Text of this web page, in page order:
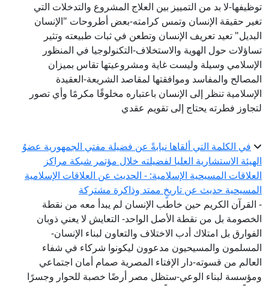
توظيفها-لا بد من التمييز بين العلاج المشروع والتدخلات التي
تغير حقيقة الإنسان وتمس كرامته-بعض أطروحات "الإنسان
البديل" تعيد تعريف الإنسان وتطعن في ثبات طبيعته وتثير
تساؤلات حول الهوية والاستخلاف-التكنولوجيا في المنظور
الإسلامي وسيلة وليست غاية ومشروعيتها تقاس بميزان
المصالح والمفاسد وموافقتها لمقاصد الشريعة-العقيدة
الإسلامية تنظر إلى الإنسان باعتباره مخلوقًا مكرمًا وأي تصور
لتجاوز فطرته يحتاج إلى تقويم عقدي
في الكلمة التي ألقاها نيابةً عن فضيلة مفتي الجمهورية عضوُ
الهيئة الاستشارية العليا لفضيلته خلال مؤتمر شبكة مراكز
العلاقات المسيحية الإسلامية: - الحديث عن العلاقات الإسلامية
المسيحية حديث عن تاريخٍ ممتد وذاكرة مشتركة
- القرآن الكريم حين خاطب الإنسان لم يبدأ معه من نقطة
الخصومة بل من نقطة الأصل الواحد- التعايش لا يعني ذوبان
الفوارق بل امتلاك أدب الاختلاف والتعاون لبناء الإنسان-
المسلمون والمسيحيون مدعوون ليكونوا شركاء في شفاء
العالم من قسوته-دار الإفتاء المصرية صمام أمان اجتماعي
ومؤسسة لبناء الوعي-ستظل مصر أرضًا خصبة للحوار وجسرًا